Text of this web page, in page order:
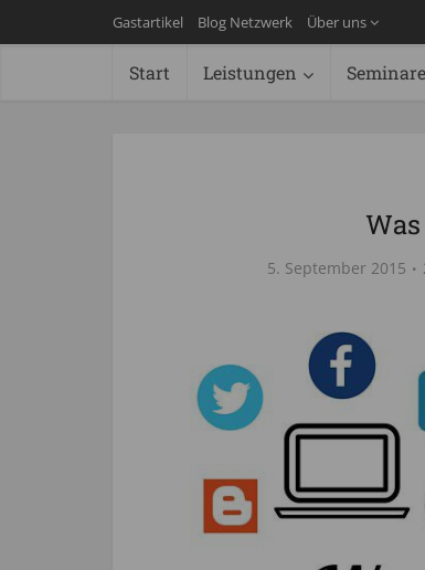
Gastartikel Blog Netzwerk Über uns
Start Leistungen
5. September 2015